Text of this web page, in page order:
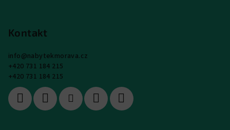
Kontakt
info@nabytekmorava.cz
+420 731 184 215
+420 731 184 215